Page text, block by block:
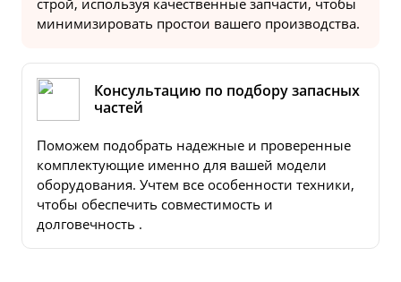
строй, используя качественные запчасти, чтобы
минимизировать простои вашего производства.
Консультацию по подбору запасных
частей
Поможем подобрать надежные и проверенные
комплектующие именно для вашей модели
оборудования. Учтем все особенности техники,
чтобы обеспечить совместимость и
долговечность .